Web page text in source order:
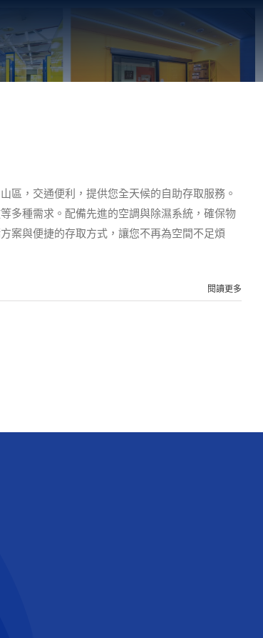
區，交通便利，提供您全天候的自助存取服務。
多種需求。配備先進的空調與除濕系統，確保物
案與便捷的存取方式，讓您不再為空間不足煩
閱讀更多